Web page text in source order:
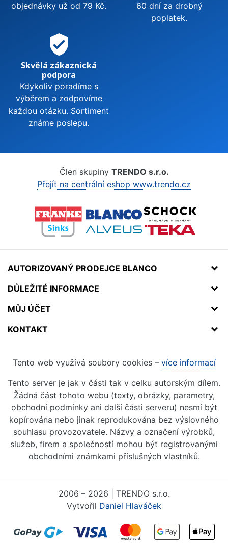
objednávky už od 79 Kč.
60 dní za drobný
poplatek.
verified_user
Skvělá zákaznická
podpora
Kdykoliv poradíme s
výběrem a zodpovíme
každou otázku. Sortiment
známe poslepu.
Člen skupiny TRENDO s.r.o.
Přejít na centrální eshop www.trendo.cz
AUTORIZOVANÝ PRODEJCE BLANCO
DŮLEŽITÉ INFORMACE
MŮJ ÚČET
KONTAKT
Tento web využívá soubory cookies – více informací
Tento server je jak v části tak v celku autorským dílem.
Žádná část tohoto webu (texty, obrázky, parametry,
obchodní podmínky ani další části serveru) nesmí být
kopírována nebo jinak reprodukována bez výslovného
souhlasu provozovatele. Názvy a označení výrobků,
služeb, firem a společností mohou být registrovanými
obchodními známkami příslušných vlastníků.
2006 – 2026 | TRENDO s.r.o.
Vytvořil Daniel Hlaváček